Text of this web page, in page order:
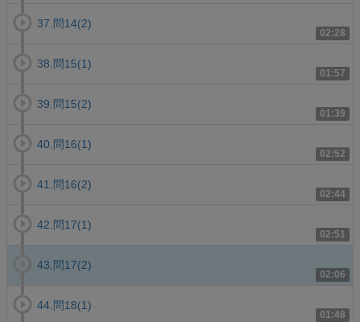
02:28
37.問14(2)
01:57
38.問15(1)
01:39
39.問15(2)
02:52
40.問16(1)
02:44
41.問16(2)
02:51
42.問17(1)
02:06
43.問17(2)
01:48
44.問18(1)